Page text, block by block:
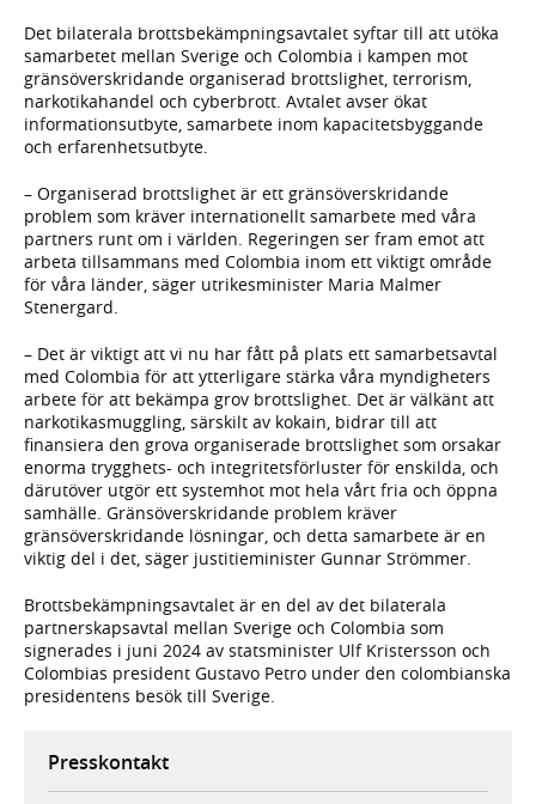
Det bilaterala brottsbekämpningsavtalet syftar till att utöka
samarbetet mellan Sverige och Colombia i kampen mot
gränsöverskridande organiserad brottslighet, terrorism,
narkotikahandel och cyberbrott. Avtalet avser ökat
informationsutbyte, samarbete inom kapacitetsbyggande
och erfarenhetsutbyte.
– Organiserad brottslighet är ett gränsöverskridande
problem som kräver internationellt samarbete med våra
partners runt om i världen. Regeringen ser fram emot att
arbeta tillsammans med Colombia inom ett viktigt område
för våra länder, säger utrikesminister Maria Malmer
Stenergard.
– Det är viktigt att vi nu har fått på plats ett samarbetsavtal
med Colombia för att ytterligare stärka våra myndigheters
arbete för att bekämpa grov brottslighet. Det är välkänt att
narkotikasmuggling, särskilt av kokain, bidrar till att
finansiera den grova organiserade brottslighet som orsakar
enorma trygghets- och integritetsförluster för enskilda, och
därutöver utgör ett systemhot mot hela vårt fria och öppna
samhälle. Gränsöverskridande problem kräver
gränsöverskridande lösningar, och detta samarbete är en
viktig del i det, säger justitieminister Gunnar Strömmer.
Brottsbekämpningsavtalet är en del av det bilaterala
partnerskapsavtal mellan Sverige och Colombia som
signerades i juni 2024 av statsminister Ulf Kristersson och
Colombias president Gustavo Petro under den colombianska
presidentens besök till Sverige.
Presskontakt